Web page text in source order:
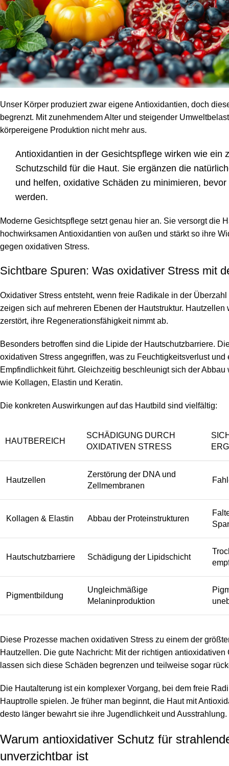
Unser Körper produziert zwar eigene Antioxidantien, doch
begrenzt. Mit zunehmendem Alter und steigender
körpereigene Produktion nicht mehr aus.
Antioxidantien in der Gesichtspflege wirken wie ein
Schutzschild für die Haut. Sie ergänzen die
und helfen, oxidative Schäden zu minimieren,
werden.
Moderne Gesichtspflege setzt genau hier an. Sie versorgt die
hochwirksamen Antioxidantien von außen und stärkt so ihre
gegen oxidativen Stress.
Sichtbare Spuren: Was oxidativer Stress mit
Oxidativer Stress entsteht, wenn freie Radikale in der
zeigen sich auf mehreren Ebenen der Hautstruktur. Hautzellen
zerstört, ihre Regenerationsfähigkeit nimmt ab.
Besonders betroffen sind die Lipide der Hautschutzbarriere.
oxidativen Stress angegriffen, was zu Feuchtigkeitsverlust und
Empfindlichkeit führt. Gleichzeitig beschleunigt sich der Abbau
wie Kollagen, Elastin und Keratin.
Die konkreten Auswirkungen auf das Hautbild sind vielfältig:
HAUTBEREICH
SCHÄDIGUNG DURCH
OXIDATIVEN STRESS
Hautzellen
Zerstörung der DNA und
Zellmembranen
Kollagen & Elastin Abbau der Proteinstrukturen
Hautschutzbarriere Schädigung der Lipidschicht
Pigmentbildung
Ungleichmäßige
Melaninproduktion
Diese Prozesse machen oxidativen Stress zu einem der
Hautzellen. Die gute Nachricht: Mit der richtigen antioxidativen
lassen sich diese Schäden begrenzen und teilweise sogar
Die Hautalterung ist ein komplexer Vorgang, bei dem freie
Hauptrolle spielen. Je früher man beginnt, die Haut mit
desto länger bewahrt sie ihre Jugendlichkeit und Ausstrahlung.
Warum antioxidativer Schutz für
unverzichtbar ist